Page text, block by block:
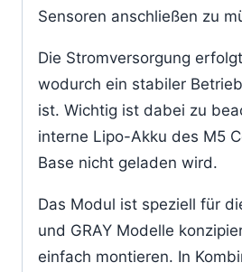
Sensoren anschließen zu
Die Stromversorgung
wodurch ein stabiler
ist. Wichtig ist dabei zu
interne Lipo-Akku des M5
Base nicht geladen wird.
Das Modul ist speziell für
und GRAY Modelle
einfach montieren. In